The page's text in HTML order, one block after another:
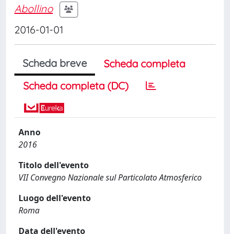
Abollino
2016-01-01
Scheda breve
Scheda completa
Scheda completa (DC)
Anno
2016
Titolo dell'evento
VII Convegno Nazionale sul Particolato Atmosferico
Luogo dell'evento
Roma
Data dell'evento